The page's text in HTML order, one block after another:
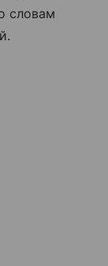
словам